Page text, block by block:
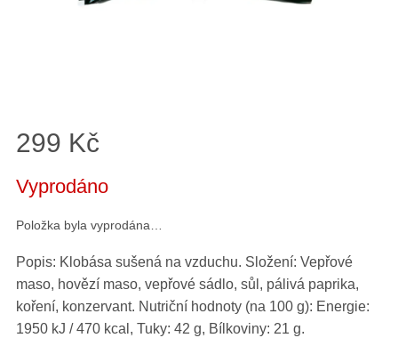
299 Kč
cena:
Vyprodáno
Položka byla vyprodána…
Popis: Klobása sušená na vzduchu. Složení: Vepřové
maso, hovězí maso, vepřové sádlo, sůl, pálivá paprika,
koření, konzervant. Nutriční hodnoty (na 100 g): Energie:
1950 kJ / 470 kcal, Tuky: 42 g, Bílkoviny: 21 g.